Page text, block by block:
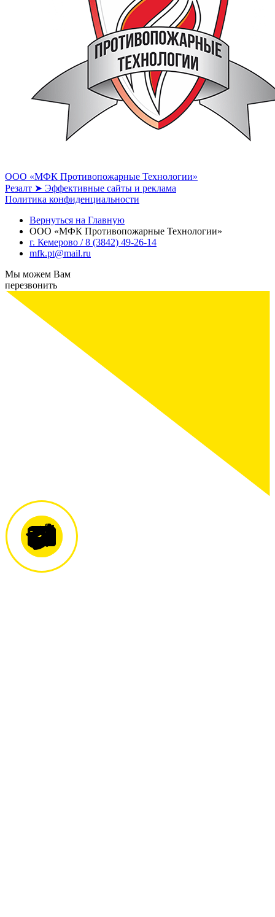
ООО «МФК Противопожарные Технологии»
Резалт ➤ Эффективные сайты и реклама
Политика конфиденциальности
Вернуться на Главную
ООО «МФК Противопожарные Технологии»
г. Кемерово / 8 (3842) 49-26-14
mfk.pt@mail.ru
Мы можем Вам
перезвонить